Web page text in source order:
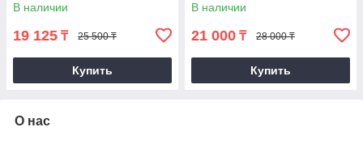
В наличии
19 125 ₸ 25 500 ₸
Купить
В наличии
21 000 ₸ 28 000 ₸
Купить
О нас